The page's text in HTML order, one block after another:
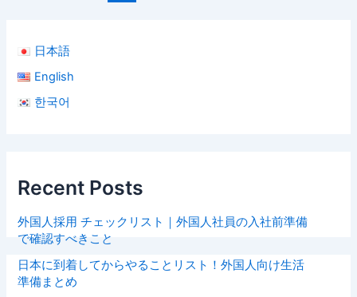
日本語
English
한국어
Recent Posts
外国人採用 チェックリスト｜外国人社員の入社前準備
で確認すべきこと
日本に到着してからやることリスト！外国人向け生活
準備まとめ